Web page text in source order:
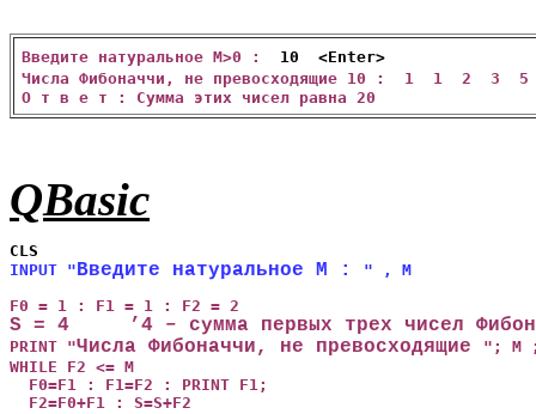
Введите натуральное M>0 : 10 <Enter>
Числа Фибоначчи, не превосходящие 10 : 1 1 2 3
О т в е т : Сумма этих чисел равна 20
QBasic
INPUT "Введите натуральное М :
" , M
PRINT "Числа Фибоначчи, не превосходящие
"; M
WHILE F2 <= M
F0=F1 : F1=F2 : PRINT F1;
F2=F0+F1 : S=S+F2